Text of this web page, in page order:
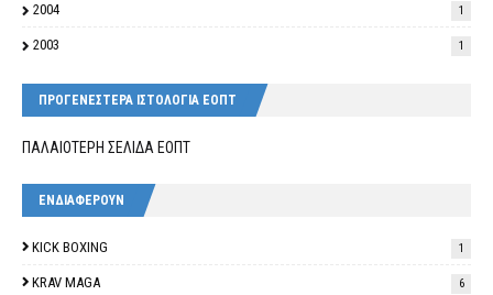
2004 1
2003 1
ΠΡΟΓΕΝΕΣΤΕΡΑ ΙΣΤΟΛΟΓΙΑ ΕΟΠΤ
ΠΑΛΑΙΟΤΕΡΗ ΣΕΛΙΔΑ ΕΟΠΤ
ΕΝΔΙΑΦΕΡΟΥΝ
KICK BOXING 1
KRAV MAGA 6